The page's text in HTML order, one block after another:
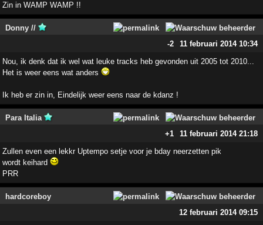
Zin in WAMP WAMP !!
Donny //
-2
11 februari 2014 10:34
Nou, ik denk dat ik wel wat leuke tracks heb gevonden uit 2005 tot 2010...
Het is weer eens wat anders
Ik heb er zin in, Eindelijk weer eens naar de kdanz !
Para Italia
+1
11 februari 2014 21:18
Zullen even een lekkr Uptempo setje voor je bday neerzetten pik
wordt keihard
PRR
hardcoreboy
12 februari 2014 09:15